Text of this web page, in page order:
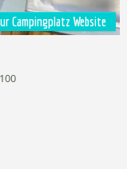
Campingplatz Website